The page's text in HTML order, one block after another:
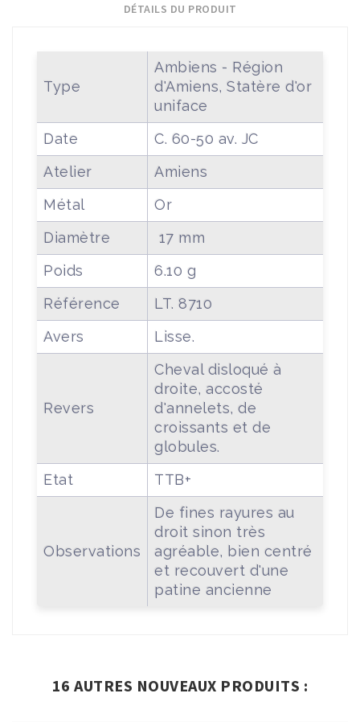
DÉTAILS DU PRODUIT
Type
Ambiens - Région
d'Amiens, Statère d'or
uniface
Date
C. 60-50 av. JC
Atelier
Amiens
Métal
Or
Diamètre
17 mm
Poids
6.10 g
Référence
LT. 8710
Avers
Lisse.
Revers
Cheval disloqué à
droite, accosté
d'annelets, de
croissants et de
globules.
Etat
TTB+
Observations
De fines rayures au
droit sinon très
agréable, bien centré
et recouvert d'une
patine ancienne
16 AUTRES NOUVEAUX PRODUITS :